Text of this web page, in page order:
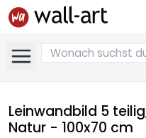
Leinwandbild 5
Natur - 100x70 cm